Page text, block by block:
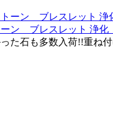
ン ブレスレット 浄化
た石も多数入荷!!重ね